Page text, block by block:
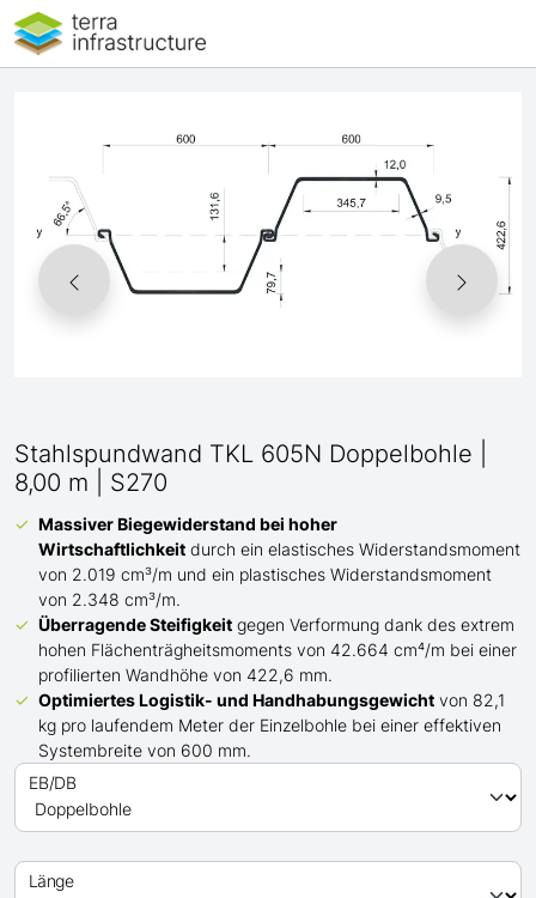
Stahlspundwand TKL 605N Doppelbohle |
8,00 m | S270
Massiver Biegewiderstand bei hoher
Wirtschaftlichkeit durch ein elastisches Widerstandsmoment
von 2.019 cm³/m und ein plastisches Widerstandsmoment
von 2.348 cm³/m.
Überragende Steifigkeit gegen Verformung dank des extrem
hohen Flächenträgheitsmoments von 42.664 cm⁴/m bei einer
profilierten Wandhöhe von 422,6 mm.
Optimiertes Logistik- und Handhabungsgewicht von 82,1
kg pro laufendem Meter der Einzelbohle bei einer effektiven
Systembreite von 600 mm.
EB/DB
Länge